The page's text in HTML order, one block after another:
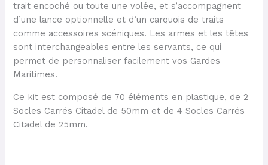
trait encoché ou toute une volée, et s’accompagnent
d’une lance optionnelle et d’un carquois de traits
comme accessoires scéniques. Les armes et les têtes
sont interchangeables entre les servants, ce qui
permet de personnaliser facilement vos Gardes
Maritimes.
Ce kit est composé de 70 éléments en plastique, de 2
Socles Carrés Citadel de 50mm et de 4 Socles Carrés
Citadel de 25mm.